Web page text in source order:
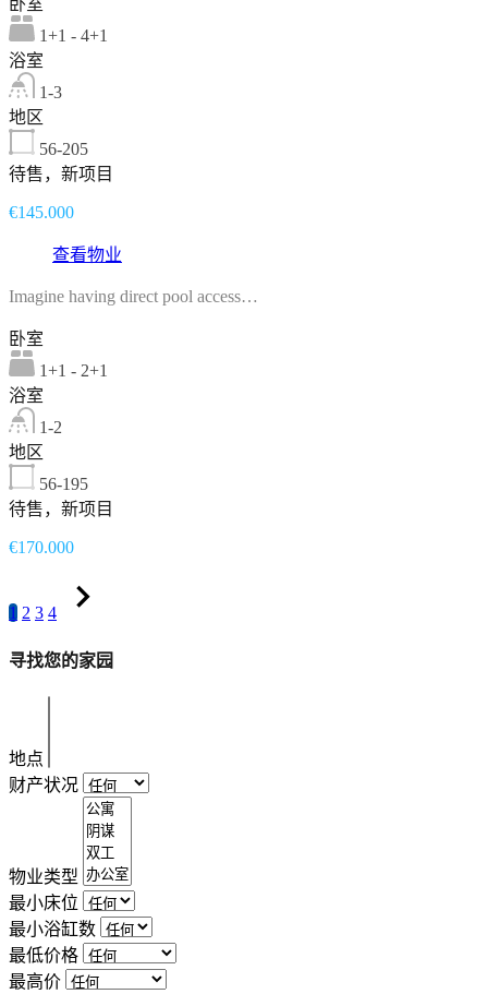
卧室
1+1 - 4+1
浴室
1-3
地区
56-205
待售，新项目
€145.000
查看物业
Imagine having direct pool access…
卧室
1+1 - 2+1
浴室
1-2
地区
56-195
待售，新项目
€170.000
1 2 3 4
寻找您的家园
地点
财产状况
物业类型
最小床位
最小浴缸数
最低价格
最高价